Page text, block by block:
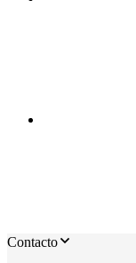
Contacto